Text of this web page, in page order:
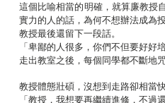
這個比喻相當的明確，就算廉教授
實力的人的話，為何不想辦法成為
教授最後還留下一段話。
「卑鄙的人很多，你們不但要好
走出教室之後，每個同學都不斷地
教授體態壯碩，沒想到走路卻相當
「教授，我想要再繼續進修，不過